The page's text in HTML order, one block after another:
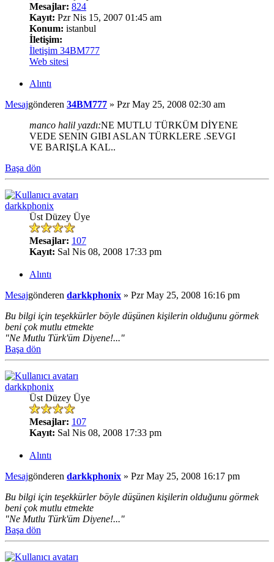
Mesajlar: 824
Kayıt: Pzr Nis 15, 2007 01:45 am
Konum: istanbul
İletişim:
İletişim 34BM777
Web sitesi
Alıntı
Mesajgönderen 34BM777 » Pzr May 25, 2008 02:30 am
manco halil yazdı:NE MUTLU TÜRKÜM DİYENE
VEDE SENIN GIBI ASLAN TÜRKLERE .SEVGI
VE BARIŞLA KAL..
Başa dön
darkkphonix
Üst Düzey Üye
Mesajlar: 107
Kayıt: Sal Nis 08, 2008 17:33 pm
Alıntı
Mesajgönderen darkkphonix » Pzr May 25, 2008 16:16 pm
Bu bilgi için teşekkürler böyle düşünen kişilerin olduğunu görmek
beni çok mutlu etmekte
"Ne Mutlu Türk'üm Diyene!..."
Başa dön
darkkphonix
Üst Düzey Üye
Mesajlar: 107
Kayıt: Sal Nis 08, 2008 17:33 pm
Alıntı
Mesajgönderen darkkphonix » Pzr May 25, 2008 16:17 pm
Bu bilgi için teşekkürler böyle düşünen kişilerin olduğunu görmek
beni çok mutlu etmekte
"Ne Mutlu Türk'üm Diyene!..."
Başa dön